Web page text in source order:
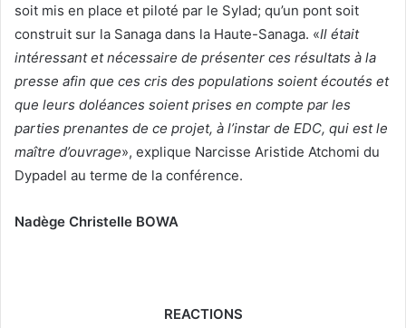
soit mis en place et piloté par le Sylad; qu’un pont soit
construit sur la Sanaga dans la Haute-Sanaga. «Il était
intéressant et nécessaire de présenter ces résultats à la
presse afin que ces cris des populations soient écoutés et
que leurs doléances soient prises en compte par les
parties prenantes de ce projet, à l’instar de EDC, qui est le
maître d’ouvrage», explique Narcisse Aristide Atchomi du
Dypadel au terme de la conférence.
Nadège Christelle BOWA
REACTIONS